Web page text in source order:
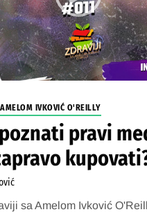
IVKOVIĆ O'REILLY
pravi
sa Amelom Ivković